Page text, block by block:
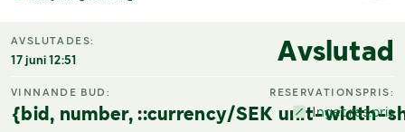
AVSLUTADES:
17 juni 12:51 Avslutad
VINNANDE BUD:
{bid, number, ::currency/SEK unit-width-
RESERVATIONSPRIS:
Inget res.pris